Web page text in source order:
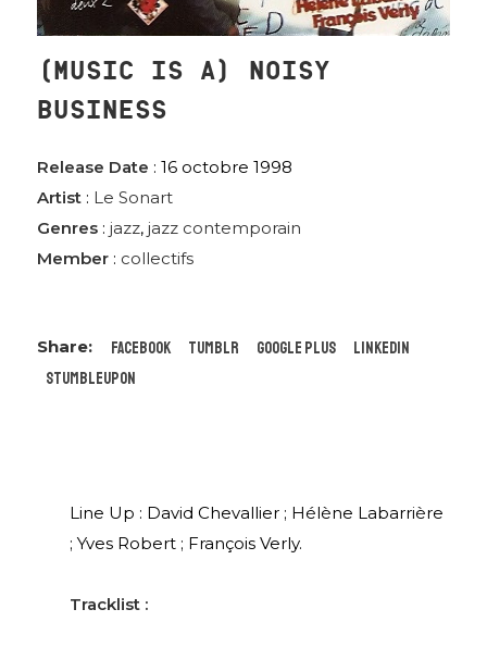
Line Up : David Chevallier ; Hélène Labarrière
; Yves Robert ; François Verly.
Tracklist :
(MUSIC IS A) NOISY
BUSINESS
Release Date : 16 octobre 1998
Artist : Le Sonart
Genres :jazz,jazz contemporain
Member : collectifs
Facebook Tumblr Google Plus
LinkedIn
StumbleUpon